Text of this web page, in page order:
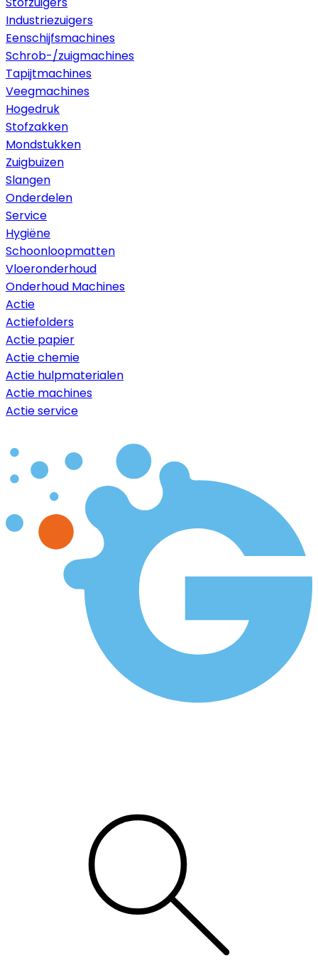
Industriezuigers
Eenschijfsmachines
Schrob-/zuigmachines
Tapijtmachines
Veegmachines
Hogedruk
Stofzakken
Mondstukken
Zuigbuizen
Slangen
Onderdelen
Service
Hygiëne
Schoonloopmatten
Vloeronderhoud
Onderhoud Machines
Actie
Actiefolders
Actie papier
Actie chemie
Actie hulpmaterialen
Actie machines
Actie service